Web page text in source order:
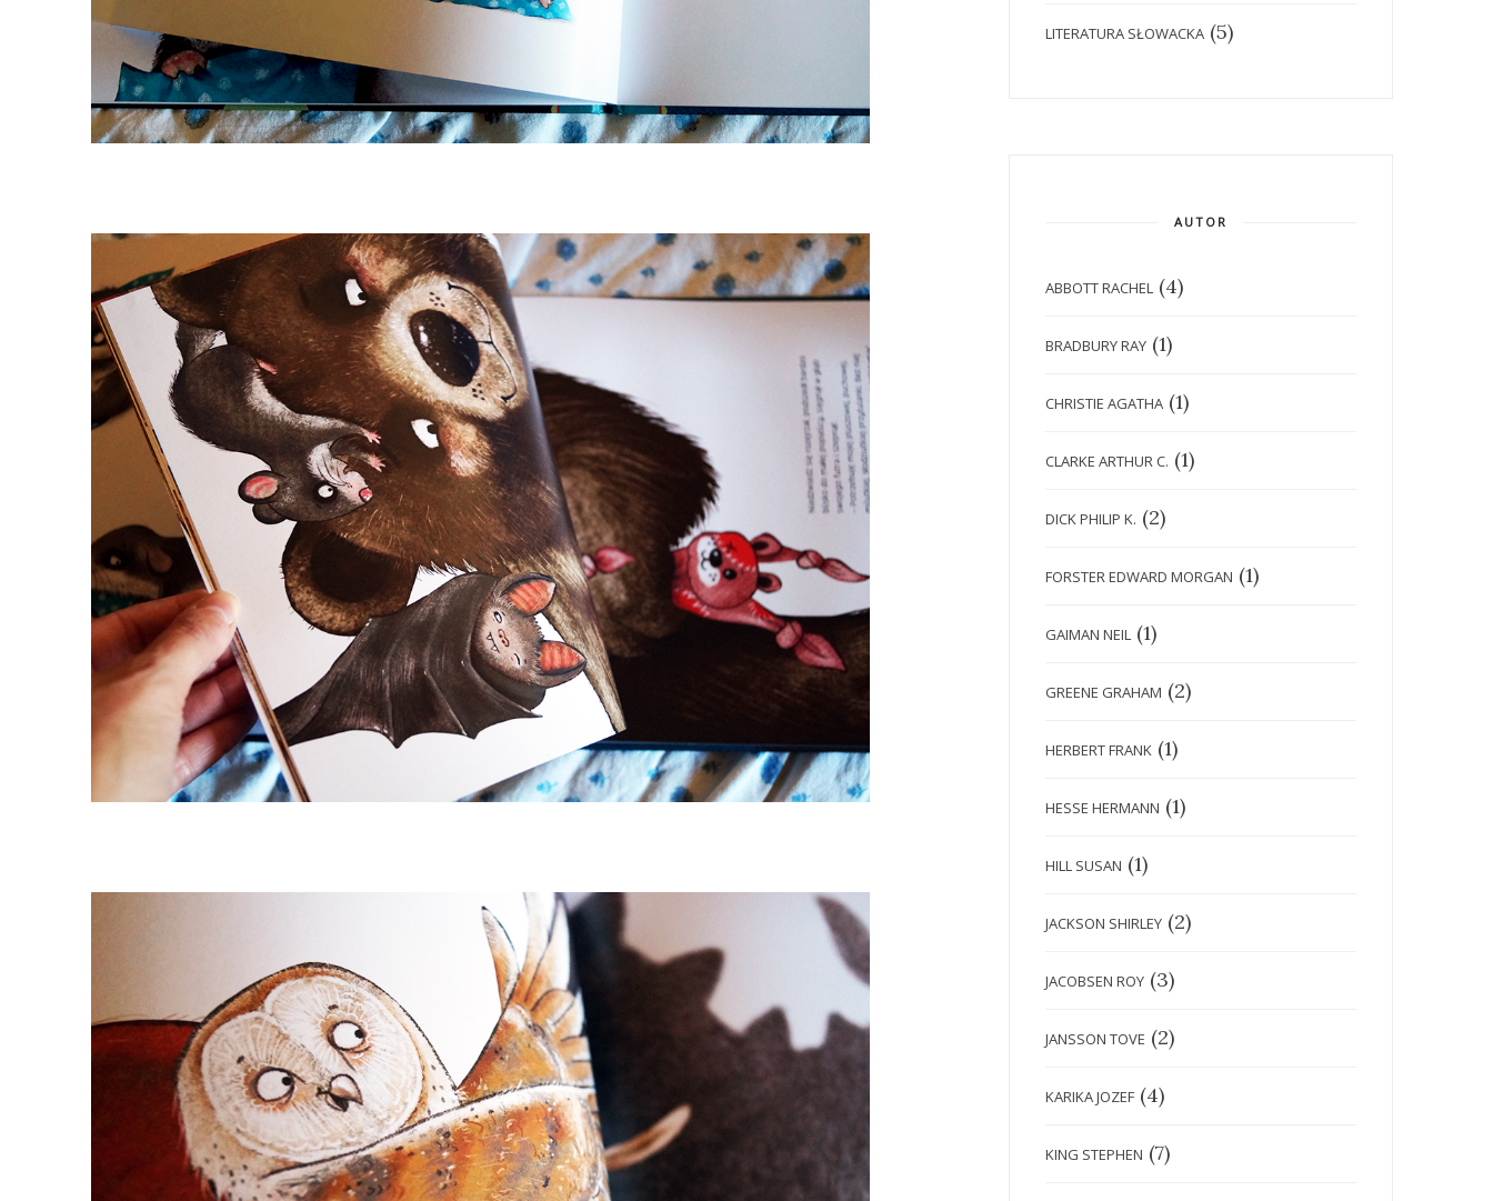
LITERATURA SŁOWACKA (5)
AUTOR
ABBOTT RACHEL (4)
BRADBURY RAY (1)
CHRISTIE AGATHA (1)
CLARKE ARTHUR C. (1)
DICK PHILIP K. (2)
FORSTER EDWARD MORGAN (1)
GAIMAN NEIL (1)
GREENE GRAHAM (2)
HERBERT FRANK (1)
HESSE HERMANN (1)
HILL SUSAN (1)
JACKSON SHIRLEY (2)
JACOBSEN ROY (3)
JANSSON TOVE (2)
KARIKA JOZEF (4)
KING STEPHEN (7)